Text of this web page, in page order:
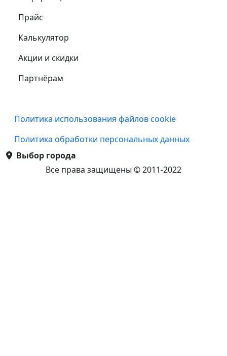
Прайс
Калькулятор
Акции и скидки
Партнёрам
Подвал
Политика использования файлов cookie
Политика обработки персональных данных
Выбор города
Все права защищены © 2011-2022